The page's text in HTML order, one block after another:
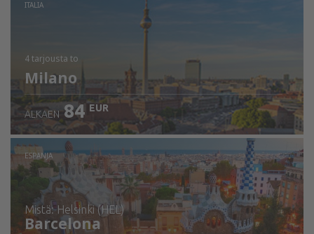
ITALIA
4 tarjousta to
Milano
ALKAEN 84 EUR
ESPANJA
mistä: Helsinki (HEL)
Barcelona